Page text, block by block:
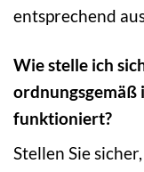
entsprechend
Wie stelle ich
ordnungsgemäß
funktioniert?
Stellen Sie